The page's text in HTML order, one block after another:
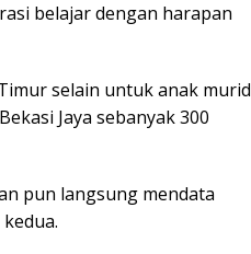
belajar dengan harapan
selain untuk anak murid
Jaya sebanyak 300
pun langsung mendata